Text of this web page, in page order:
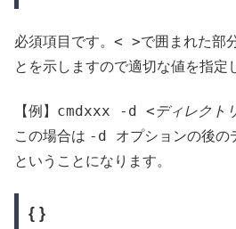
必須項目です。 < >で囲まれた部
とを示しますので適切な値を指定
【例】 cmdxxx -d <ディレクト
この場合は -d
オプションの後の
ということになります。
{ }